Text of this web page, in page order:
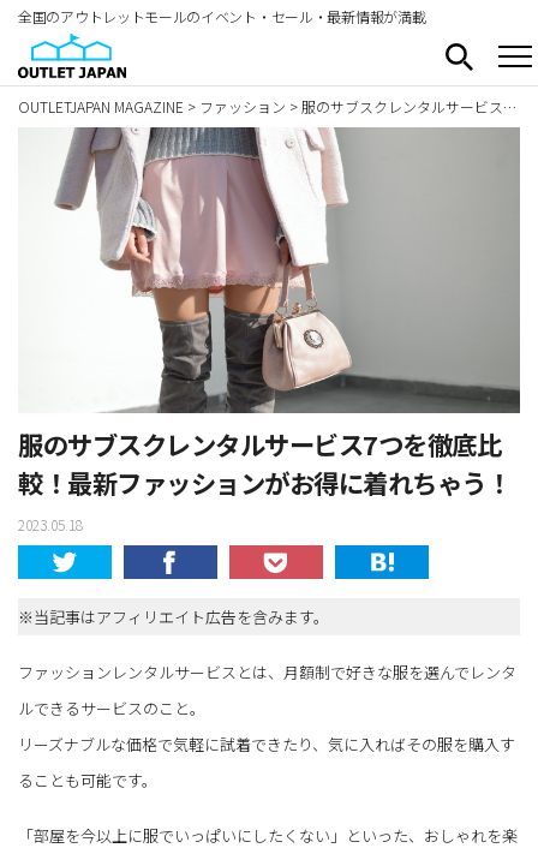
全国のアウトレットモールのイベント・セール・最新情報が満載
OUTLETJAPAN MAGAZINE > ファッション > 服のサブスクレンタルサービス7つを徹底比較！最新ファッションがお得に着れちゃう！
服のサブスクレンタルサービス7つを徹底比
較！最新ファッションがお得に着れちゃう！
2023.05.18
※当記事はアフィリエイト広告を含みます。
ファッションレンタルサービスとは、月額制で好きな服を選んでレンタ
ルできるサービスのこと。
リーズナブルな価格で気軽に試着できたり、気に入ればその服を購入す
ることも可能です。
「部屋を今以上に服でいっぱいにしたくない」といった、おしゃれを楽